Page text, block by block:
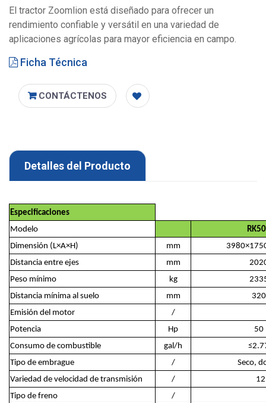
El tractor Zoomlion está diseñado para ofrecer un
rendimiento confiable y versátil en una variedad de
aplicaciones agrícolas para mayor eficiencia en campo.
Ficha Técnica
CONTÁCTENOS
Detalles del Producto
Especificaciones
Modelo
Dimensión (L×A×H)
mm
Distancia entre ejes
mm
Peso mínimo
kg
Distancia mínima al suelo
mm
320
Emisión del motor
/
Potencia
Hp
50
Consumo de combustible
gal/h
Tipo de embrague
/
Seco,
Variedad de velocidad de transmisión
/
Tipo de freno
/